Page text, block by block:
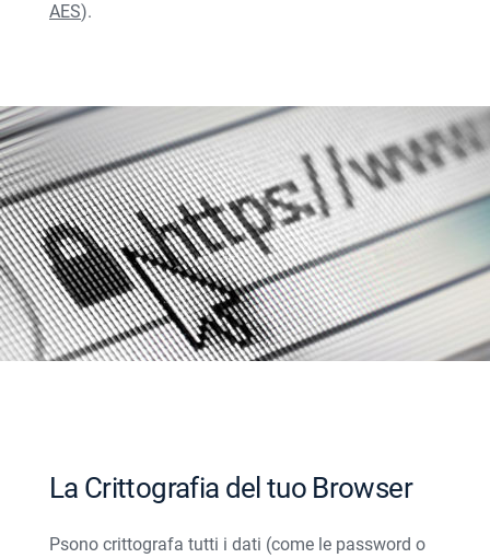
AES).
La Crittografia del tuo Browser
Psono crittografa tutti i dati (come le password o